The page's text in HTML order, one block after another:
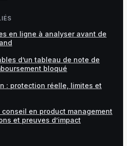
en ligne à analyser avant de
d’un tableau de note de
bloqué
: protection réelle, limites et
en product management
et preuves d’impact